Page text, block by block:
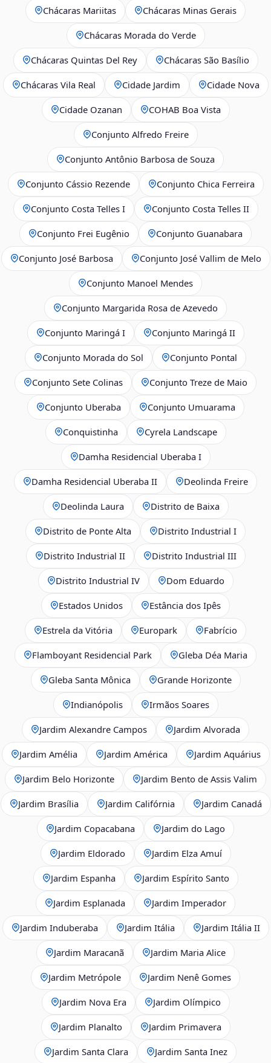
Chácaras Mariitas Chácaras Minas Gerais
Chácaras Morada do Verde
Chácaras Quintas Del Rey Chácaras São Basílio
Chácaras Vila Real Cidade Jardim Cidade Nova
Cidade Ozanan COHAB Boa Vista
Conjunto Alfredo Freire
Conjunto Antônio Barbosa de Souza
Conjunto Cássio Rezende Conjunto Chica Ferreira
Conjunto Costa Telles I Conjunto Costa Telles II
Conjunto Frei Eugênio Conjunto Guanabara
Conjunto José Barbosa Conjunto José Vallim de Melo
Conjunto Manoel Mendes
Conjunto Margarida Rosa de Azevedo
Conjunto Maringá I Conjunto Maringá II
Conjunto Morada do Sol Conjunto Pontal
Conjunto Sete Colinas Conjunto Treze de Maio
Conjunto Uberaba Conjunto Umuarama
Conquistinha Cyrela Landscape
Damha Residencial Uberaba I
Damha Residencial Uberaba II Deolinda Freire
Deolinda Laura Distrito de Baixa
Distrito de Ponte Alta Distrito Industrial I
Distrito Industrial II Distrito Industrial III
Distrito Industrial IV Dom Eduardo
Estados Unidos Estância dos Ipês
Estrela da Vitória Europark Fabrício
Flamboyant Residencial Park Gleba Déa Maria
Gleba Santa Mônica Grande Horizonte
Indianópolis Irmãos Soares
Jardim Alexandre Campos Jardim Alvorada
Jardim Amélia Jardim América Jardim Aquárius
Jardim Belo Horizonte Jardim Bento de Assis Valim
Jardim Brasília Jardim Califórnia Jardim Canadá
Jardim Copacabana Jardim do Lago
Jardim Eldorado Jardim Elza Amuí
Jardim Espanha Jardim Espírito Santo
Jardim Esplanada Jardim Imperador
Jardim Induberaba Jardim Itália Jardim Itália II
Jardim Maracanã Jardim Maria Alice
Jardim Metrópole Jardim Nenê Gomes
Jardim Nova Era Jardim Olímpico
Jardim Planalto Jardim Primavera
Jardim Santa Clara Jardim Santa Inez